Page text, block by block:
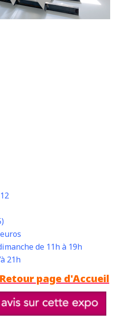
de 11h à 19h
21h
page d'Accueil